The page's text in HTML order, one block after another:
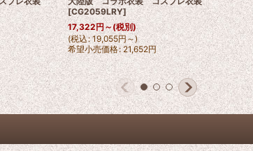
[CG2059LRY]
17,322円～(税別)
(税込: 19,055円～)
希望小売価格: 21,652円